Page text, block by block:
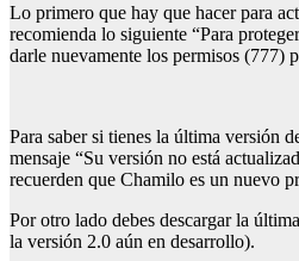
Lo primero que hay que hacer para
recomienda lo siguiente “Para
darle nuevamente los permisos (777)
Para saber si tienes la última versión
mensaje “Su versión no está
recuerden que Chamilo es un nuevo
Por otro lado debes descargar la
la versión 2.0 aún en desarrollo).